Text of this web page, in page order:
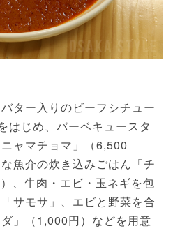
ター入りのビーフシチュー
はじめ、バーベキュースタ
ャマチョマ」（6,500
魚介の炊き込みごはん「チ
、牛肉・エビ・玉ネギを包
サモサ」、エビと野菜を合
」（1,000円）などを用意